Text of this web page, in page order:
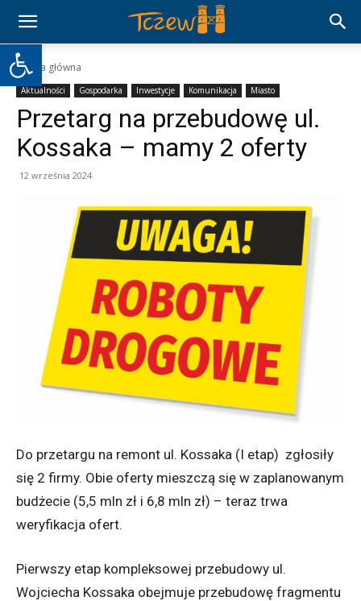
Otwórz pasek narzędzi
Strona główna
Aktualności Gospodarka Inwestycje Komunikacja Miasto
Przetarg na przebudowę ul.
Kossaka – mamy 2 oferty
12 września 2024
Do przetargu na remont ul. Kossaka (I etap) zgłosiły
się 2 firmy. Obie oferty mieszczą się w zaplanowanym
budżecie (5,5 mln zł i 6,8 mln zł) – teraz trwa
weryfikacja ofert.
Pierwszy etap kompleksowej przebudowy ul.
Wojciecha Kossaka obejmuje przebudowę fragmentu